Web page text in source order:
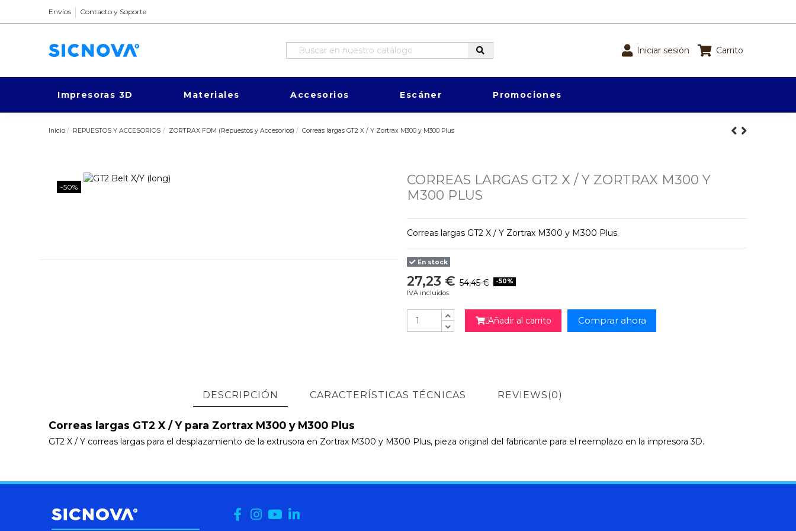
Envíos Contacto y Soporte
Iniciar sesión Carrito
Impresoras 3D Materiales Accesorios Escáner Promociones
Inicio REPUESTOS Y ACCESORIOS ZORTRAX FDM (Repuestos y Accesorios) Correas largas GT2 X / Y Zortrax M300 y M300 Plus
-50%
CORREAS LARGAS GT2 X / Y ZORTRAX M300 Y
M300 PLUS
Correas largas GT2 X / Y Zortrax M300 y M300 Plus.
En stock
27,23 € 54,45 € -50%
IVA incluidos

Añadir al carrito Comprar ahora
DESCRIPCIÓN CARACTERÍSTICAS TÉCNICAS REVIEWS(0)
Correas largas GT2 X / Y para Zortrax M300 y M300 Plus
GT2 X / Y correas largas para el desplazamiento de la extrusora en Zortrax M300 y M300 Plus, pieza original del fabricante para el reemplazo en la impresora 3D.